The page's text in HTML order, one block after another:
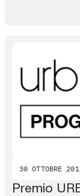
30 OTTOBRE
Premio